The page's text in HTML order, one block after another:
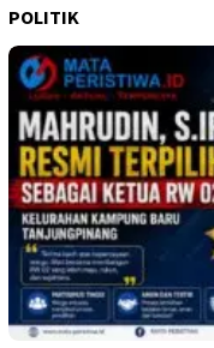
POLITIK